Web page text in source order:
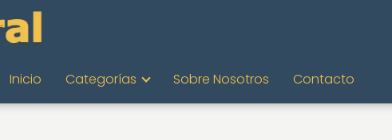
Inicio Categorías Sobre Nosotros Contacto